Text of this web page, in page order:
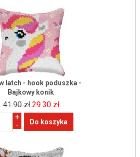
latch - hook poduszka -
Bajkowy konik
41.90 zł 29.30 zł
+
-